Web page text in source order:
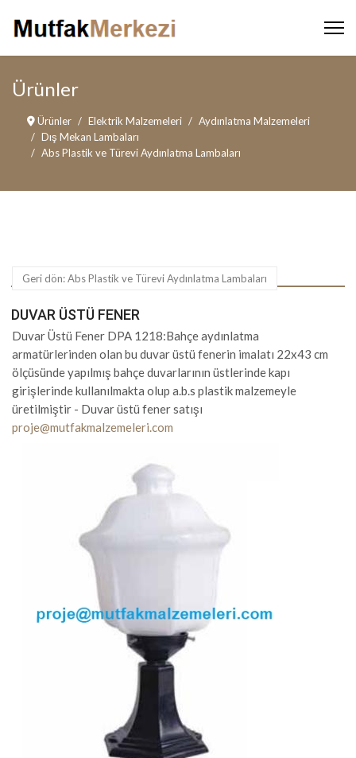
Ürünler
Ürünler Elektrik Malzemeleri
Aydınlatma Malzemeleri
Dış Mekan Lambaları
Abs Plastik ve Türevi Aydınlatma Lambaları
Geri dön: Abs Plastik ve Türevi Aydınlatma Lambaları
DUVAR ÜSTÜ FENER
Duvar Üstü Fener DPA 1218:Bahçe aydınlatma
armatürlerinden olan bu duvar üstü fenerin imalatı 22x43 cm
ölçüsünde yapılmış bahçe duvarlarının üstlerinde kapı
girişlerinde kullanılmakta olup a.b.s plastik malzemeyle
üretilmiştir - Duvar üstü fener satışı
proje@mutfakmalzemeleri.com